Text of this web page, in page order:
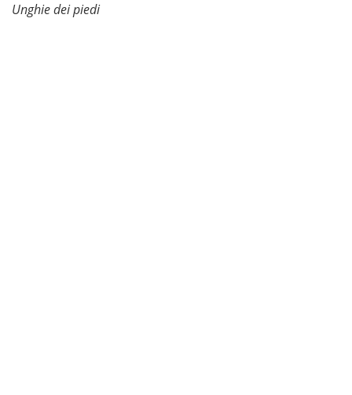
Unghie dei piedi